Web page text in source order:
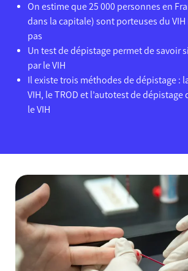
On estime que 25 000 personnes en
dans la capitale) sont porteuses du
pas
Un test de dépistage permet de savoir
par le VIH
Il existe trois méthodes de dépistage :
VIH, le TROD et l’autotest de
le VIH